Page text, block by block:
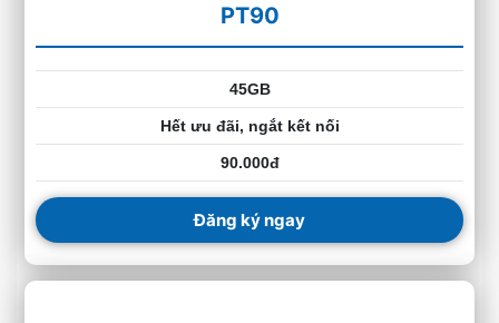
PT90
45GB
Hết ưu đãi, ngắt kết nối
90.000đ
Đăng ký ngay